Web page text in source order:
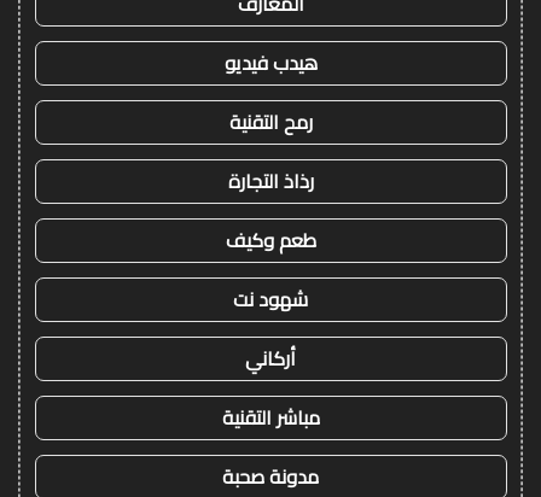
هيدب فيديو
رمح التقنية
رذاذ التجارة
طعم وكيف
شهود نت
أركاني
مباشر التقنية
مدونة صحبة